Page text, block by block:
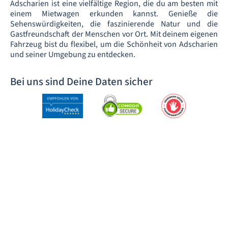
Adscharien ist eine vielfältige Region, die du am besten mit
einem Mietwagen erkunden kannst. Genieße die
Sehenswürdigkeiten, die faszinierende Natur und die
Gastfreundschaft der Menschen vor Ort. Mit deinem eigenen
Fahrzeug bist du flexibel, um die Schönheit von Adscharien
und seiner Umgebung zu entdecken.
Bei uns sind Deine Daten sicher